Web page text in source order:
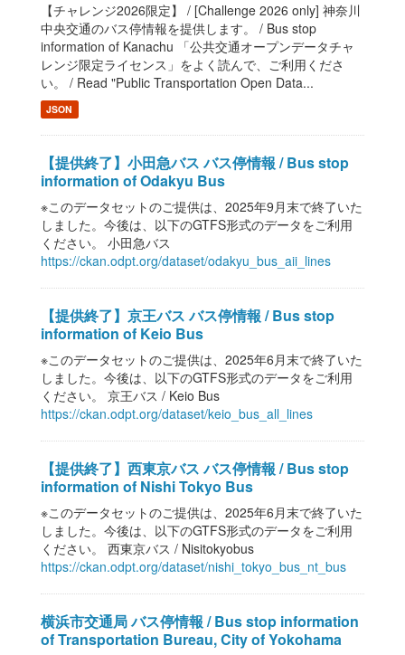
【チャレンジ2026限定】 / [Challenge 2026 only] 神奈川
中央交通のバス停情報を提供します。 / Bus stop
information of Kanachu 「公共交通オープンデータチャ
レンジ限定ライセンス」をよく読んで、ご利用くださ
い。 / Read "Public Transportation Open Data...
JSON
【提供終了】小田急バス バス停情報 / Bus stop
information of Odakyu Bus
※このデータセットのご提供は、2025年9月末で終了いた
しました。今後は、以下のGTFS形式のデータをご利用
ください。 小田急バス
https://ckan.odpt.org/dataset/odakyu_bus_aii_lines
【提供終了】京王バス バス停情報 / Bus stop
information of Keio Bus
※このデータセットのご提供は、2025年6月末で終了いた
しました。今後は、以下のGTFS形式のデータをご利用
ください。 京王バス / Keio Bus
https://ckan.odpt.org/dataset/keio_bus_all_lines
【提供終了】西東京バス バス停情報 / Bus stop
information of Nishi Tokyo Bus
※このデータセットのご提供は、2025年6月末で終了いた
しました。今後は、以下のGTFS形式のデータをご利用
ください。 西東京バス / Nisitokyobus
https://ckan.odpt.org/dataset/nishi_tokyo_bus_nt_bus
横浜市交通局 バス停情報 / Bus stop information
of Transportation Bureau, City of Yokohama